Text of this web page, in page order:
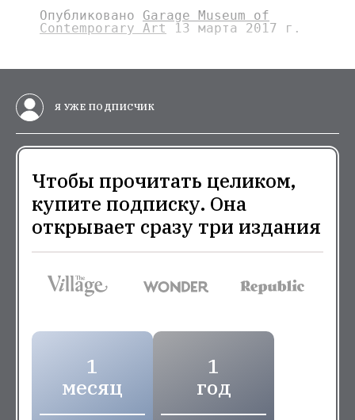
Опубликовано Garage Museum of
Contemporary Art
13 марта 2017 г.
Я УЖЕ ПОДПИСЧИК
Чтобы прочитать целиком,
купите подписку. Она
открывает сразу три издания
1
месяц
1
год